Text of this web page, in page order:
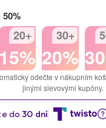
20+
15%
30+
20%
odečte v nákupním
jinými slevovými kupóny.